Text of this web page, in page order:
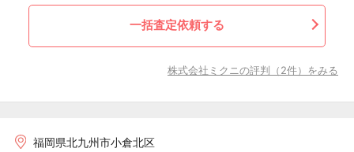
一括査定依頼する
株式会社ミクニの評判（2件）をみる
福岡県北九州市小倉北区